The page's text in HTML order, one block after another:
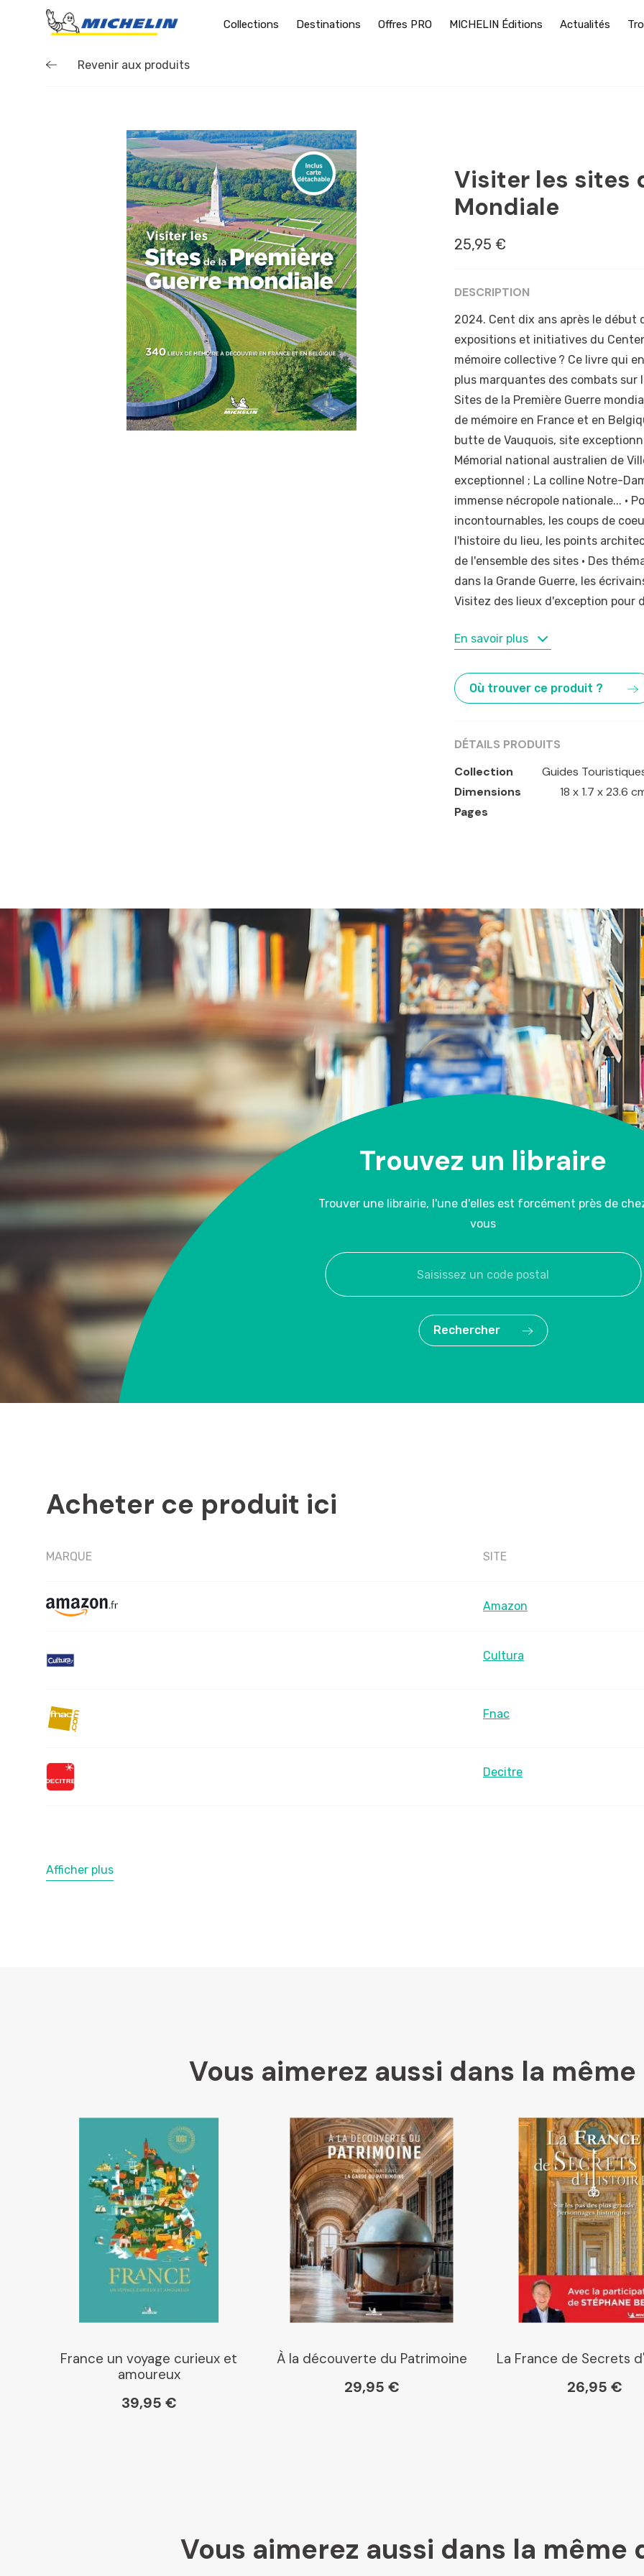
Collections Destinations Offres PRO MICHELIN Éditions Actualités
Revenir aux produits
Visiter les sites
Mondiale
25,95 €
DESCRIPTION
2024. Cent dix ans après le début
expositions et initiatives du
mémoire collective ? Ce livre qui
plus marquantes des combats sur
Sites de la Première Guerre
de mémoire en France et en
butte de Vauquois, site
Mémorial national australien de
exceptionnel ; La colline Notre-
immense nécropole nationale... •
incontournables, les coups de
l'histoire du lieu, les points
de l'ensemble des sites • Des
dans la Grande Guerre, les
Visitez des lieux d'exception pour
MOTS-CLÉS
En savoir plus
Où trouver ce produit ?
DÉTAILS PRODUITS
Collection
Guides
Dimensions
18 x 1.7 x 23.6
Pages
Trouvez un libraire
Trouver une librairie, l'une d'elles est forcément près de
vous
Rechercher
Acheter ce produit ici
MARQUE SITE
Amazon
Cultura
Fnac
Decitre
Chapitre
Dialogue
Librairie La Procure
Afficher plus
Vous aimerez aussi dans la
France un voyage curieux et
amoureux
39,95 €
À la découverte du Patrimoine
29,95 €
La France de Secrets
26,95 €
Vous aimerez aussi dans la